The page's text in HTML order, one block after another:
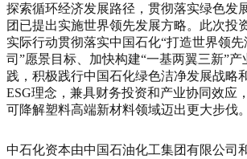
探索循环经济发展路径，贯彻落实绿色发
团已提出实施世界领先发展方略。此次投
实际行动贯彻落实中国石化“打造世界领
司”愿景目标、加快构建“一基两翼三新”
践，积极践行中国石化绿色洁净发展战略
ESG理念，兼具财务投资和产业协同效应
可降解塑料高端新材料领域迈出更大步伐。
中石化资本由中国石油化工集团有限公司